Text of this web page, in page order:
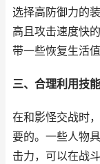
选择高防御力的
高且攻击速度快
带一些恢复生活
三、合理利用技
在和影怪交战时
要的。一些人物
击力，可以在战